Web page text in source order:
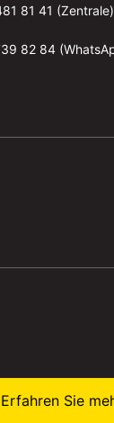
81 41 (Zentrale)
82 84
Sie